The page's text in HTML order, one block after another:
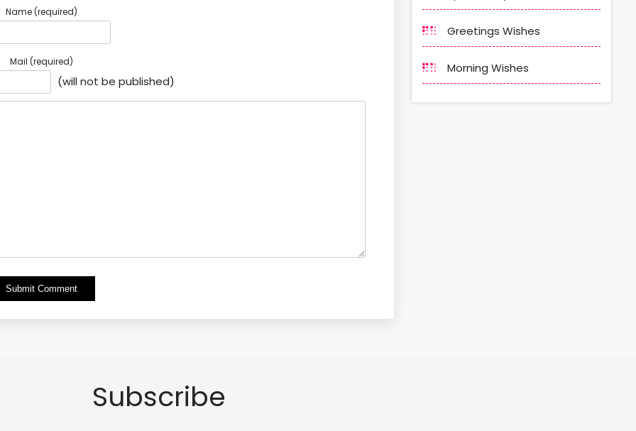
Name (required)
Mail (required)
(will not be published)
Alternative:
Greetings Wishes
Morning Wishes
Subscribe